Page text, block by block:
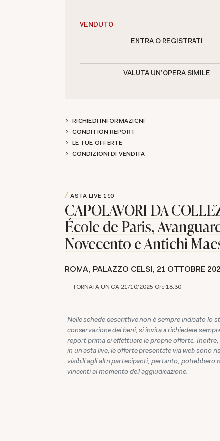
VENDUTO
ENTRA O REGISTRATI
VALUTA UN'OPERA SIMILE
RICHIEDI INFORMAZIONI
CONDITION REPORT
LE TUE OFFERTE
CONDIZIONI DI VENDITA
ASTA LIVE 190
CAPOLAVORI DA
École de Paris,
Novecento e Antichi
ROMA, PALAZZO CELSI, 21 OTTOBRE
TORNATA UNICA 21/10/2025 Ore 18:30
Nelle schede descrittive non è sempre indicato lo
conservazione dei beni, si invita a richiedere
report prima di effettuare le proprie offerte. Inoltre,
in un'asta live, le offerte presentate via web sono
visibili agli altri partecipanti; pertanto, potrebbero
vincenti al momento dell'aggiudicazione.